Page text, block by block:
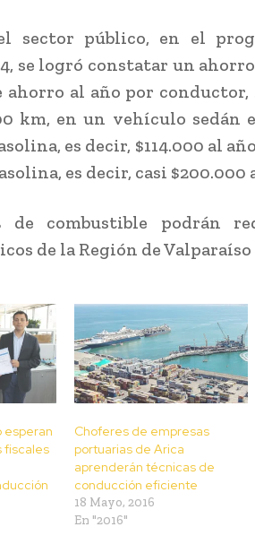
sector público, en el
se logró constatar un
ahorro al año por conductor,
km, en un vehículo sedán
es decir, $114.000 al
es decir, casi $200.000
de combustible podrán
de la Región de Valparaíso
esperan
fiscales
Choferes de empresas
portuarias de Arica
aprenderán técnicas de
conducción eficiente
18 Mayo, 2016
En "2016"